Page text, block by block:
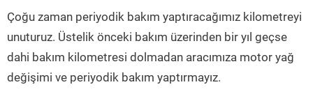
Çoğu zaman periyodik bakım yaptıracağımız kilometreyi
unuturuz. Üstelik önceki bakım üzerinden bir yıl geçse
dahi bakım kilometresi dolmadan aracımıza motor yağ
değişimi ve periyodik bakım yaptırmayız.